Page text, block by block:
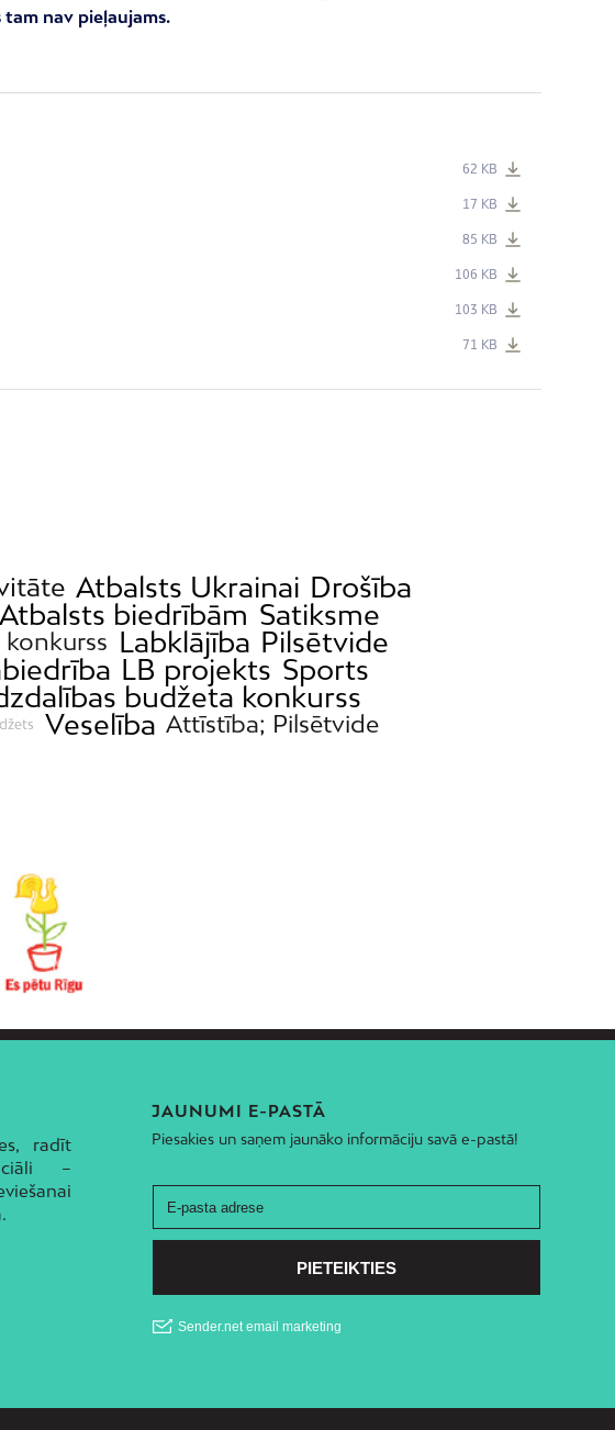
nav pieļaujams.
62 KB
17 KB
85 KB
106 KB
103 KB
71 KB
Atbalsts Ukrainai Drošība
Atbalsts biedrībām Satiksme
konkurss Labklājība Pilsētvide
LB projekts Sports
budžeta konkurss
Veselība Attīstība; Pilsētvide
radīt
–
JAUNUMI E-PASTĀ
Piesakies un saņem jaunāko informāciju savā e-pastā!